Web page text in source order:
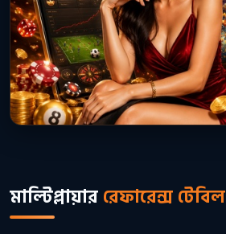
মাল্টিপ্লায়াররেফারেন্স টেবিল